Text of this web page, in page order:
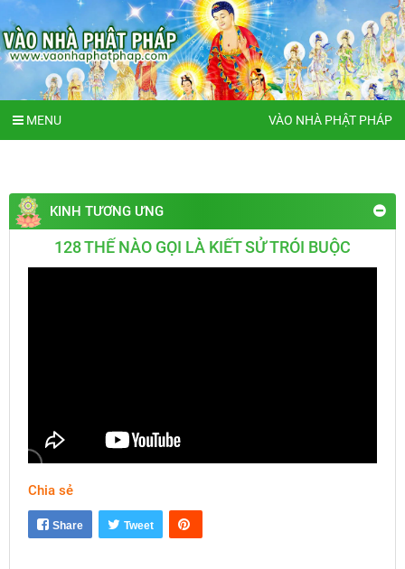
MENU VÀO NHÀ PHẬT PHÁP
KINH TƯƠNG ƯNG
128 THẾ NÀO GỌI LÀ KIẾT SỬ TRÓI BUỘC
Chia sẻ
Share Tweet